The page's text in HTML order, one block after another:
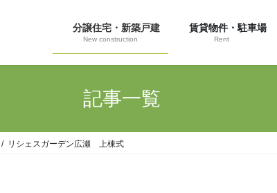
分譲住宅・新築戸建
New construction
賃貸物件・駐車場
Rent
記事一覧
リシェスガーデン広瀬 上棟式